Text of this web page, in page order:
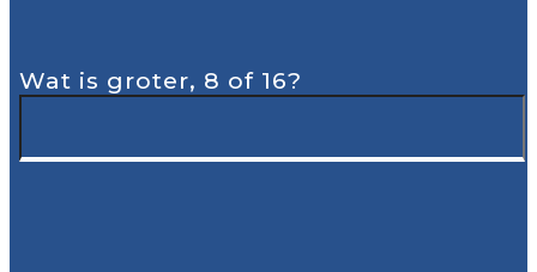
Wat is groter, 8 of 16?